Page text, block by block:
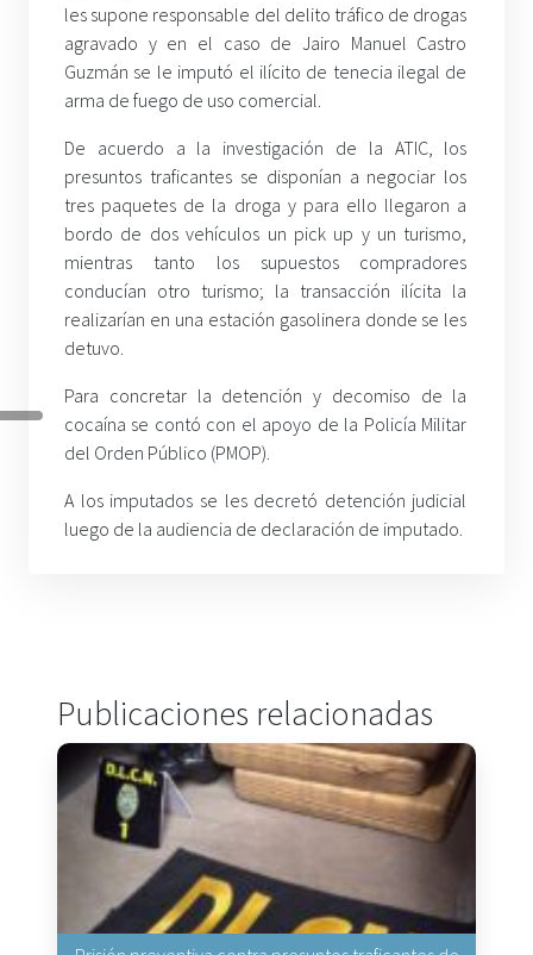
les supone responsable del delito tráfico de drogas
agravado y en el caso de Jairo Manuel Castro
Guzmán se le imputó el ilícito de tenecia ilegal de
arma de fuego de uso comercial.
De acuerdo a la investigación de la ATIC, los
presuntos traficantes se disponían a negociar los
tres paquetes de la droga y para ello llegaron a
bordo de dos vehículos un pick up y un turismo,
mientras tanto los supuestos compradores
conducían otro turismo; la transacción ilícita la
realizarían en una estación gasolinera donde se les
detuvo.
Para concretar la detención y decomiso de la
cocaína se contó con el apoyo de la Policía Militar
del Orden Público (PMOP).
A los imputados se les decretó detención judicial
luego de la audiencia de declaración de imputado.
Publicaciones relacionadas